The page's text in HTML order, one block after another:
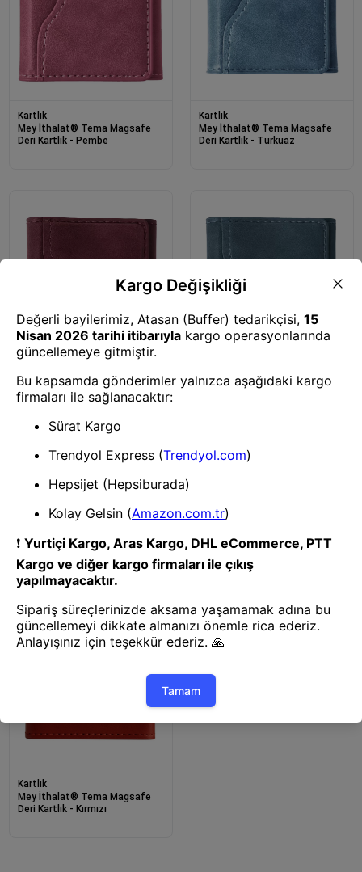
Kartlık
Mey İthalat® Tema Magsafe
Deri Kartlık - Pembe
Kartlık
Mey İthalat® Tema Magsafe
Deri Kartlık - Turkuaz
Mey İthalat® Tema Magsafe
Kartlık
Mey İthalat® Tema Magsafe
Kartlık
Mey İthalat® Tema Magsafe
Deri Kartlık - Kırmızı